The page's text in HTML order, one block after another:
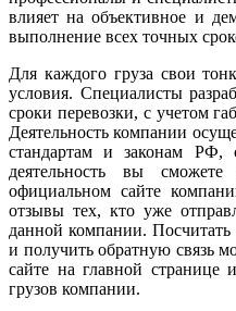
влияет на объективное и
выполнение всех точных
Для каждого груза свои
условия. Специалисты
сроки перевозки, с учетом
Деятельность компании
стандартам и законам РФ,
деятельность вы
официальном сайте
отзывы тех, кто уже
данной компании.
и получить обратную связь
сайте на главной странице
грузов компании.